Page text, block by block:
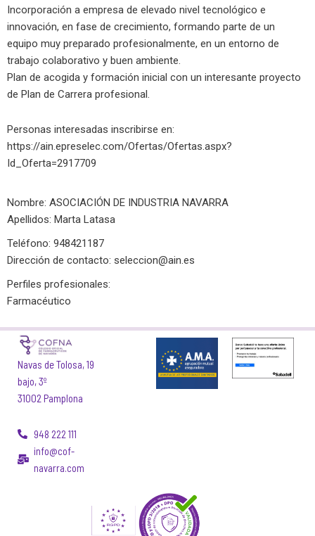
Incorporación a empresa de elevado nivel tecnológico e
innovación, en fase de crecimiento, formando parte de un
equipo muy preparado profesionalmente, en un entorno de
trabajo colaborativo y buen ambiente.
Plan de acogida y formación inicial con un interesante proyecto
de Plan de Carrera profesional.
Personas interesadas inscribirse en:
https://ain.epreselec.com/Ofertas/Ofertas.aspx?
Id_Oferta=2917709
Nombre: ASOCIACIÓN DE INDUSTRIA NAVARRA
Apellidos: Marta Latasa
Teléfono: 948421187
Dirección de contacto: seleccion@ain.es
Perfiles profesionales:
Farmacéutico
Navas de Tolosa, 19
bajo, 3º
31002 Pamplona
948 222 111
info@cof-
navarra.com